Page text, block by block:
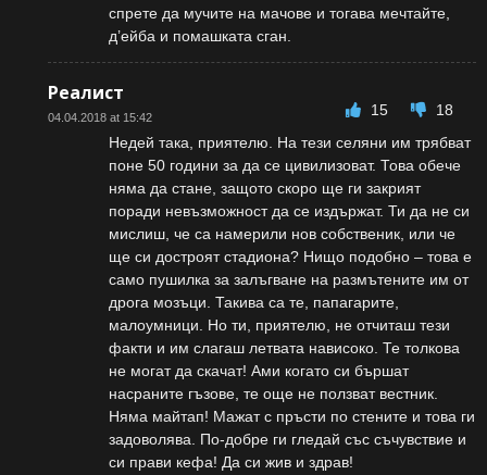
спрете да мучите на мачове и тогава мечтайте,
д’ейба и помашката сган.
Реалист
04.04.2018 at 15:42 15
18
Недей така, приятелю. На тези селяни им трябват
поне 50 години за да се цивилизоват. Това обече
няма да стане, защото скоро ще ги закрият
поради невъзможност да се издържат. Ти да не си
мислиш, че са намерили нов собственик, или че
ще си достроят стадиона? Нищо подобно – това е
само пушилка за залъгване на размътените им от
дрога мозъци. Такива са те, папагарите,
малоумници. Но ти, приятелю, не отчиташ тези
факти и им слагаш летвата нависоко. Те толкова
не могат да скачат! Ами когато си бършат
насраните гъзове, те още не ползват вестник.
Няма майтап! Мажат с пръсти по стените и това ги
задоволява. По-добре ги гледай със съчувствие и
си прави кефа! Да си жив и здрав!